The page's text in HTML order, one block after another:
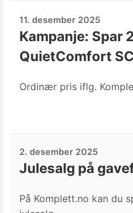
11. desember 2025
Kampanje: Spar
QuietComfort SC
Ordinær pris iflg.
2. desember 2025
Julesalg på
På Komplett.no kan du